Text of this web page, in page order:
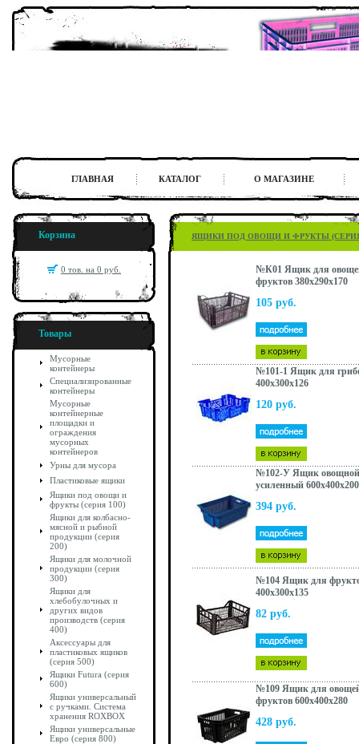
ГЛАВНАЯ КАТАЛОГ О МАГАЗИНЕ
Корзина
0 тов. на 0 руб.
Товары
Мусорные
контейнеры
Специализированные
контейнеры
Мусорные
контейнерные
площадки и
ограждения
мусорных
контейнеров
Урны для мусора
Пластиковые ящики
Ящики под овощи и
фрукты (серия 100)
Ящики для колбасно-
мясной и рыбной
продукции (серия
200)
Ящики для молочной
продукции (серия
300)
Ящики для
хлебобулочных и
других видов
производств (серия
400)
Аксессуары для
пластиковых ящиков
(серия 500)
Ящики Futura (серия
600)
Ящики универсальный
с ручками. Система
хранения ROXBOX
Ящики универсальные
Евро (серия 800)
ЯЩИКИ ПОД ОВОЩИ И ФРУКТЫ (СЕРИЯ
№К01 Ящик для
фруктов 380x290x170
105 руб.
№101-1 Ящик для
400x300x126
120 руб.
№102-У Ящик овощной
усиленный 600x400x200
394 руб.
№104 Ящик для
400x300x135
82 руб.
№109 Ящик для
фруктов 600x400x280
428 руб.